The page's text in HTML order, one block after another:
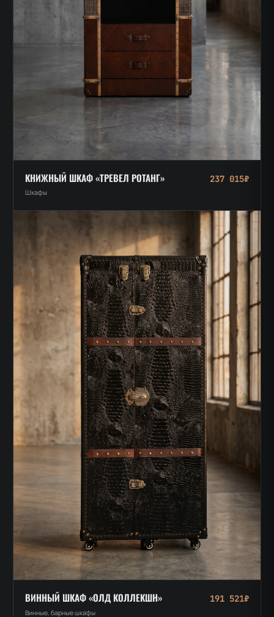
КНИЖНЫЙ ШКАФ «ТРЕВЕЛ РОТАНГ»
Шкафы
237 015₽
ВИННЫЙ ШКАФ «ОЛД КОЛЛЕКШН»
Винные, барные шкафы
191 521₽